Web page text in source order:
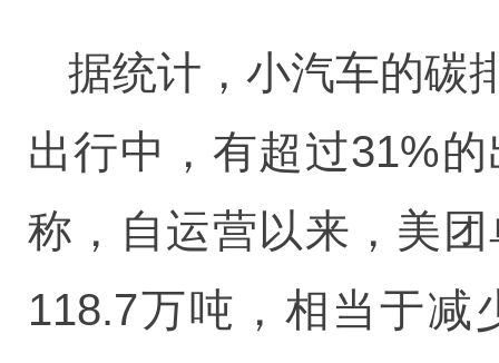
据统计，小汽车的碳
出行中，有超过31%
称，自运营以来，美
118.7万吨，相当于